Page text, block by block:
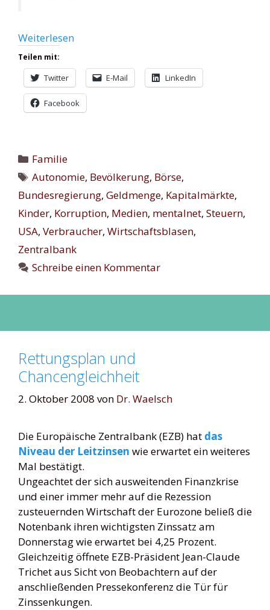
Weiterlesen
Teilen mit:
Twitter E-Mail LinkedIn
Facebook
Kategorien
Familie
Schlagwörter
Autonomie, Bevölkerung, Börse,
Bundesregierung, Geldmenge, Kapitalmärkte,
Kinder, Korruption, Medien, mentalnet, Steuern,
USA, Verbraucher, Wirtschaftsblasen,
Zentralbank
Schreibe einen Kommentar
Rettungsplan und
Chancengleichheit
2. Oktober 2008 von Dr. Waelsch
Die Europäische Zentralbank (EZB) hat das
Niveau der Leitzinsen wie erwartet ein weiteres
Mal bestätigt.
Ungeachtet der sich ausweitenden Finanzkrise
und einer immer mehr auf die Rezession
zusteuernden Wirtschaft der Eurozone beließ die
Notenbank ihren wichtigsten Zinssatz am
Donnerstag wie erwartet bei 4,25 Prozent.
Gleichzeitig öffnete EZB-Präsident Jean-Claude
Trichet aus Sicht von Beobachtern auf der
anschließenden Pressekonferenz die Tür für
Zinssenkungen.